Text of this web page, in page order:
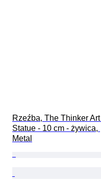
Rzeźba, The Thinker Art
Statue - 10 cm - żywica,
Metal